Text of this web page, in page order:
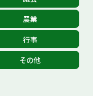
農業
行事
その他